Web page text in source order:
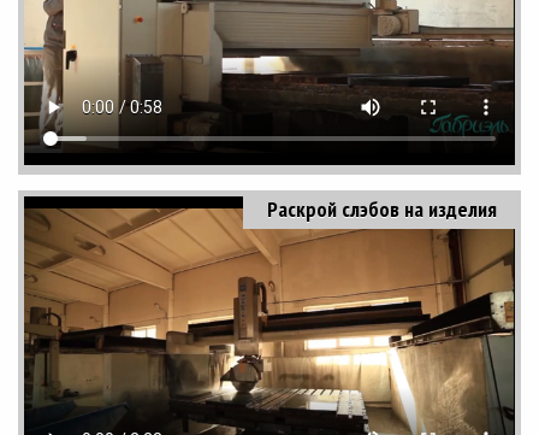
Раскрой слэбов на изделия